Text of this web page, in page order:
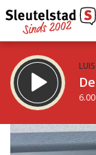
STRAKS:
De middag